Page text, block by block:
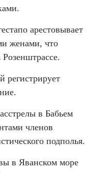
арестовывает
женами, что
регистрирует
в Бабьем
членов
подполья.
в Яванском море